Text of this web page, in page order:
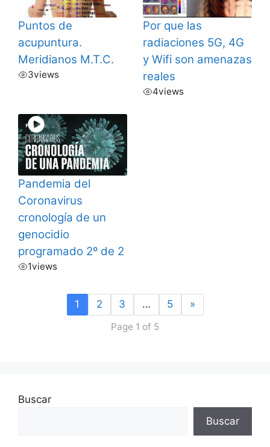
Puntos de
acupuntura.
Meridianos M.T.C.
3views
Por que las
radiaciones 5G, 4G
y Wifi son amenazas
reales
4views
Pandemia del
Coronavirus
cronología de un
genocidio
programado 2º de 2
1views
1 2 3 … 5 »
Page 1 of 5
Buscar
Buscar